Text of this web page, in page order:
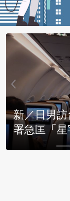
外籍生北
人」疾管